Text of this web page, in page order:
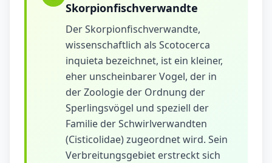
Skorpionfischverwandte
Der Skorpionfischverwandte,
wissenschaftlich als Scotocerca
inquieta bezeichnet, ist ein kleiner,
eher unscheinbarer Vogel, der in
der Zoologie der Ordnung der
Sperlingsvögel und speziell der
Familie der Schwirlverwandten
(Cisticolidae) zugeordnet wird. Sein
Verbreitungsgebiet erstreckt sich